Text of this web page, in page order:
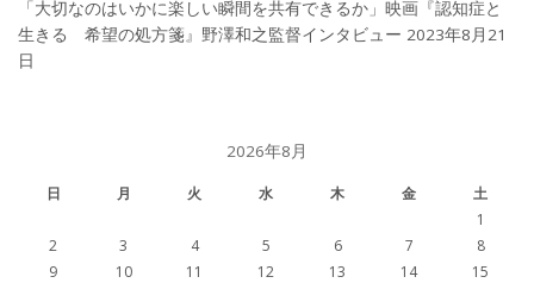
「大切なのはいかに楽しい瞬間を共有できるか」映画『認知症と
生きる 希望の処方箋』野澤和之監督インタビュー 2023年8月21
日
2026年8月
日 月 火 水 木 金
土
1
2
3 4 5 6 7
8
9
10 11 12 13 14
15